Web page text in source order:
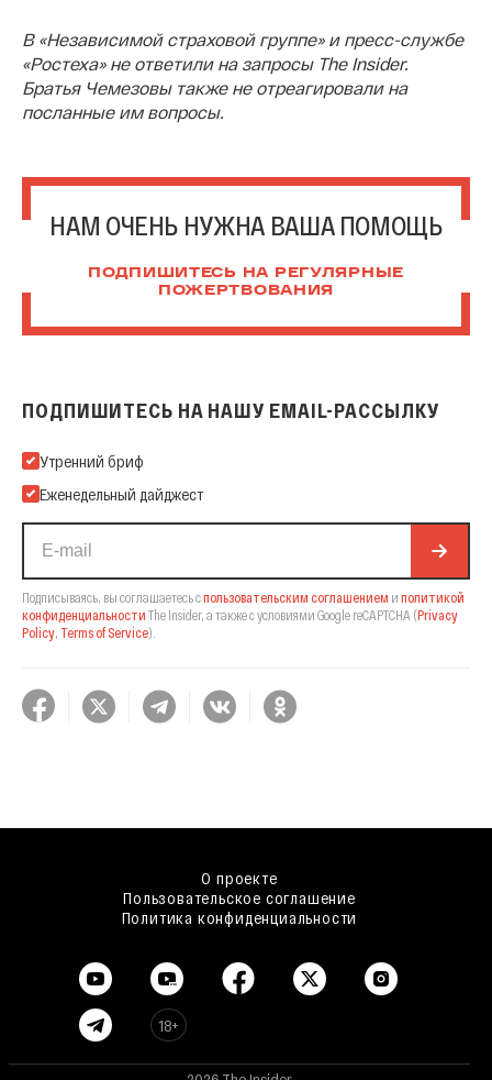
В «Независимой страховой группе» и пресс-службе
«Ростеха» не ответили на запросы The Insider.
Братья Чемезовы также не отреагировали на
посланные им вопросы.
НАМ ОЧЕНЬ НУЖНА ВАША ПОМОЩЬ
ПОДПИШИТЕСЬ НА РЕГУЛЯРНЫЕ
ПОЖЕРТВОВАНИЯ
ПОДПИШИТЕСЬ НА НАШУ EMAIL-РАССЫЛКУ
Подпишитесь на нашу Email-рассылку
Утренний бриф
Еженедельный дайджест
Подписываясь, вы соглашаетесь спользовательским соглашением и политикой
конфиденциальности The Insider, а также с условиями Google reCAPTCHA (Privacy
Policy, Terms of Service).
О проекте
Пользовательское соглашение
Политика конфиденциальности
18+